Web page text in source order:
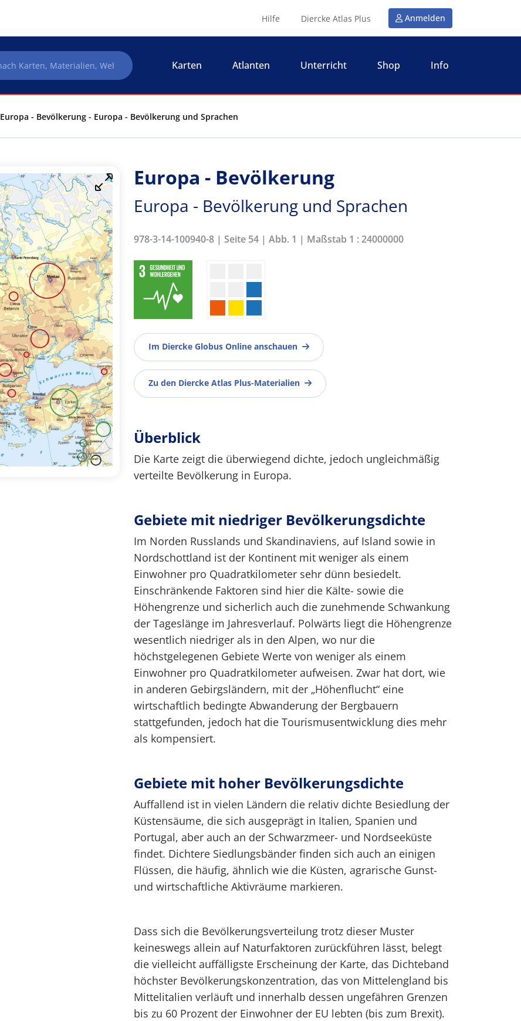
Hilfe Diercke Atlas Plus Anmelden
Karten Atlanten Unterricht Shop Info
Europa - Bevölkerung - Europa - Bevölkerung und Sprachen
Europa - Bevölkerung
Europa - Bevölkerung und Sprachen
978-3-14-100940-8 | Seite 54 | Abb. 1 | Maßstab 1 : 24000000
Im Diercke Globus Online anschauen
Zu den Diercke Atlas Plus-Materialien
Überblick
Die Karte zeigt die überwiegend dichte, jedoch ungleichmäßig
verteilte Bevölkerung in Europa.
Gebiete mit niedriger Bevölkerungsdichte
Im Norden Russlands und Skandinaviens, auf Island sowie in
Nordschottland ist der Kontinent mit weniger als einem
Einwohner pro Quadratkilometer sehr dünn besiedelt.
Einschränkende Faktoren sind hier die Kälte- sowie die
Höhengrenze und sicherlich auch die zunehmende Schwankung
der Tageslänge im Jahresverlauf. Polwärts liegt die Höhengrenze
wesentlich niedriger als in den Alpen, wo nur die
höchstgelegenen Gebiete Werte von weniger als einem
Einwohner pro Quadratkilometer aufweisen. Zwar hat dort, wie
in anderen Gebirgsländern, mit der „Höhenflucht“ eine
wirtschaftlich bedingte Abwanderung der Bergbauern
stattgefunden, jedoch hat die Tourismusentwicklung dies mehr
als kompensiert.
Gebiete mit hoher Bevölkerungsdichte
Auffallend ist in vielen Ländern die relativ dichte Besiedlung der
Küstensäume, die sich ausgeprägt in Italien, Spanien und
Portugal, aber auch an der Schwarzmeer- und Nordseeküste
findet. Dichtere Siedlungsbänder finden sich auch an einigen
Flüssen, die häufig, ähnlich wie die Küsten, agrarische Gunst-
und wirtschaftliche Aktivräume markieren.
Dass sich die Bevölkerungsverteilung trotz dieser Muster
keineswegs allein auf Naturfaktoren zurückführen lässt, belegt
die vielleicht auffälligste Erscheinung der Karte, das Dichteband
höchster Bevölkerungskonzentration, das von Mittelengland bis
Mittelitalien verläuft und innerhalb dessen ungefähren Grenzen
bis zu 60 Prozent der Einwohner der EU lebten (bis zum Brexit).